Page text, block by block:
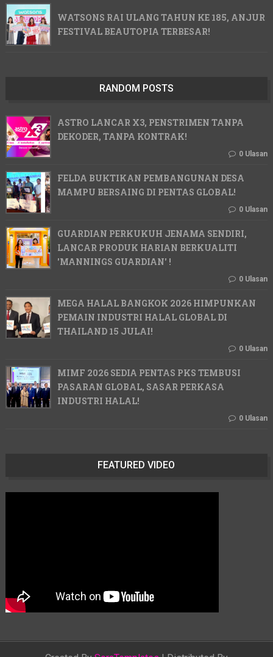
WATSONS RAI ULANG TAHUN KE 185, ANJUR
FESTIVAL BEAUTOPIA TERBESAR!
RANDOM POSTS
ASTRO LANCAR X3, PENSTRIMEN TANPA
DEKODER, TANPA KONTRAK!
0 Ulasan
FELDA BUKTIKAN PEMBANGUNAN DESA
MAMPU BERSAING DI PENTAS GLOBAL!
0 Ulasan
GUARDIAN PERKUKUH JENAMA SENDIRI,
LANCAR PRODUK HARIAN BERKUALITI
'MANNINGS GUARDIAN' !
0 Ulasan
MEGA HALAL BANGKOK 2026 HIMPUNKAN
PEMAIN INDUSTRI HALAL GLOBAL DI
THAILAND 15 JULAI!
0 Ulasan
MIMF 2026 SEDIA PENTAS PKS TEMBUSI
PASARAN GLOBAL, SASAR PERKASA
INDUSTRI HALAL!
0 Ulasan
FEATURED VIDEO